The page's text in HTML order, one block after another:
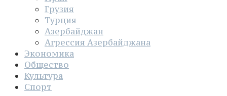
Грузия
Турция
Азербайджан
Агрессия Азербайджана
Экономика
Общество
Культура
Спорт